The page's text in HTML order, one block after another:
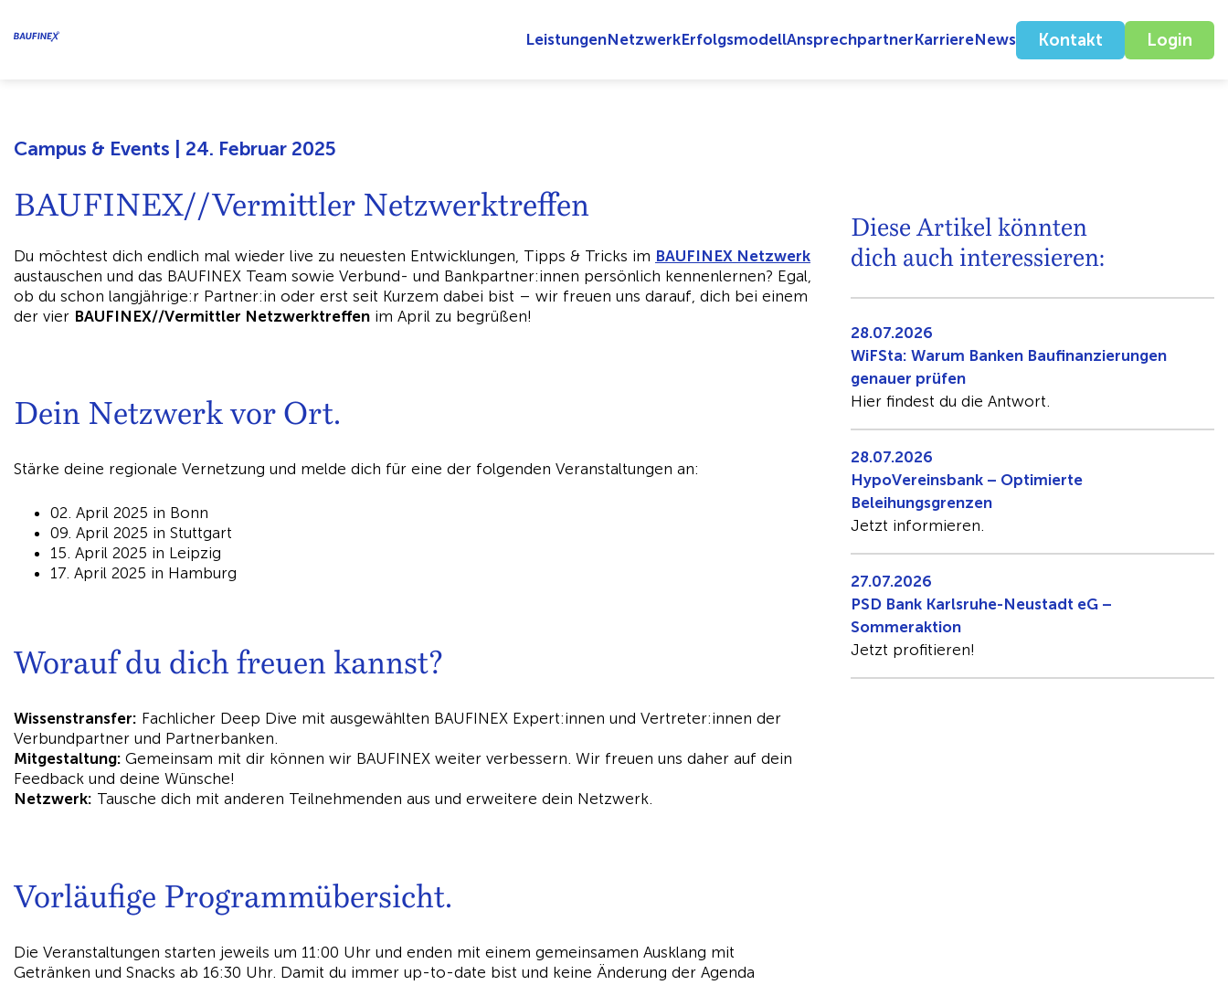
LeistungenNetzwerkErfolgsmodellAnsprechpartnerKarriereNews Kontakt Login
Campus & Events | 24. Februar 2025
BAUFINEX//Vermittler Netzwerktreffen
Du möchtest dich endlich mal wieder live zu neuesten Entwicklungen, Tipps & Tricks im BAUFINEX Netzwerk
austauschen und das BAUFINEX Team sowie Verbund- und Bankpartner:innen persönlich kennenlernen? Egal,
ob du schon langjährige:r Partner:in oder erst seit Kurzem dabei bist – wir freuen uns darauf, dich bei einem
der vier BAUFINEX//Vermittler Netzwerktreffen im April zu begrüßen!
Dein Netzwerk vor Ort.
Stärke deine regionale Vernetzung und melde dich für eine der folgenden Veranstaltungen an:
02. April 2025 in Bonn
09. April 2025 in Stuttgart
15. April 2025 in Leipzig
17. April 2025 in Hamburg
Worauf du dich freuen kannst?
Wissenstransfer: Fachlicher Deep Dive mit ausgewählten BAUFINEX Expert:innen und Vertreter:innen der
Verbundpartner und Partnerbanken.
Mitgestaltung: Gemeinsam mit dir können wir BAUFINEX weiter verbessern. Wir freuen uns daher auf dein
Feedback und deine Wünsche!
Netzwerk: Tausche dich mit anderen Teilnehmenden aus und erweitere dein Netzwerk.
Vorläufige Programmübersicht.
Die Veranstaltungen starten jeweils um 11:00 Uhr und enden mit einem gemeinsamen Ausklang mit
Getränken und Snacks ab 16:30 Uhr. Damit du immer up-to-date bist und keine Änderung der Agenda
Diese Artikel könnten
dich auch interessieren:
28.07.2026
WiFSta: Warum Banken Baufinanzierungen
genauer prüfen
Hier findest du die Antwort.
28.07.2026
HypoVereinsbank – Optimierte
Beleihungsgrenzen
Jetzt informieren.
27.07.2026
PSD Bank Karlsruhe-Neustadt eG –
Sommeraktion
Jetzt profitieren!